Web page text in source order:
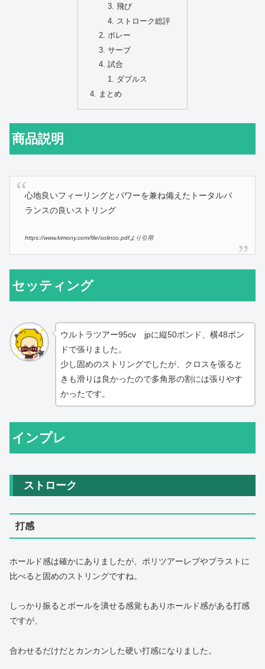
飛び
ストローク総評
ボレー
サーブ
試合
ダブルス
まとめ
商品説明
心地良いフィーリングとパワーを兼ね備えたトータルバ
ランスの良いストリング
https://www.kimony.com/file/solinco.pdfより引用
セッティング
ウルトラツアー95cv jpに縦50ポンド、横48ポン
ドで張りました。
少し固めのストリングでしたが、クロスを張ると
きも滑りは良かったので多角形の割には張りやす
かったです。
インプレ
ストローク
打感
ホールド感は確かにありましたが、ポリツアーレブやブラストに
比べると固めのストリングですね。
しっかり振るとボールを潰せる感覚もありホールド感がある打感
ですが、
合わせるだけだとカンカンした硬い打感になりました。